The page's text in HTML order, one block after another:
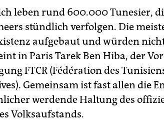
leben rund 600.000 Tunesier,
stündlich verfolgen. Die
aufgebaut und würden
in Paris Tarek Ben Hiba, der
FTCR (Fédération des
Gemeinsam ist fast allen die
werdende Haltung des
Volksaufstands.